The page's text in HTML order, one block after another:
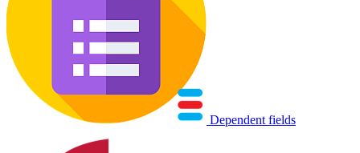
Dependent fields